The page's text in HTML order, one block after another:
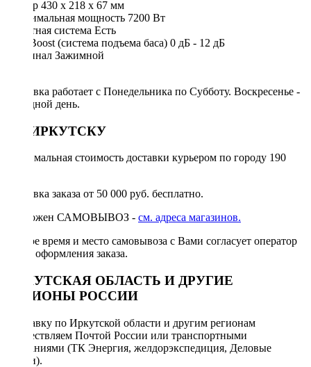
Размер 430 х 218 х 67 мм
Максимальная мощность 7200 Вт
Защитная система Есть
Bass Boost (система подъема баса) 0 дБ - 12 дБ
Терминал Зажимной
Доставка работает с Понедельника по Субботу. Воскресенье -
выходной день.
ПО ИРКУТСКУ
Минимальная стоимость доставки курьером по городу 190
Доставка заказа от 50 000 руб. бесплатно.
Возможен САМОВЫВОЗ - см. адреса магазинов.
Точное время и место самовывоза с Вами согласует оператор
после оформления заказа.
ИРКУТСКАЯ ОБЛАСТЬ И ДРУГИЕ
РЕГИОНЫ РОССИИ
Отправку по Иркутской области и другим регионам
осуществляем Почтой России или транспортными
компаниями (ТК Энергия, желдорэкспедиция, Деловые
линии).